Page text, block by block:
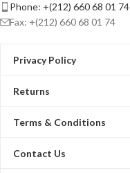
Phone: +(212) 660 68 01 74
Fax: +(212) 660 68 01 74
Privacy Policy
Returns
Terms & Conditions
Contact Us